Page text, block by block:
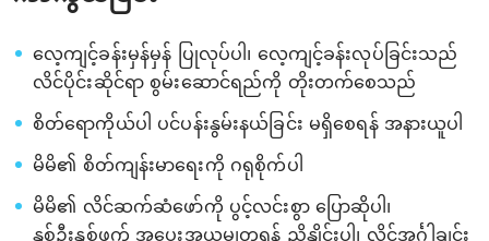
လေ့ကျင့်ခန်းမှန်မှန် ပြုလုပ်ပါ၊ လေ့ကျင့်ခန်းလုပ်ခြင်းသည်
လိင်ပိုင်းဆိုင်ရာ စွမ်းဆောင်ရည်ကို တိုးတက်စေသည်
စိတ်ရောကိုယ်ပါ ပင်ပန်းနွမ်းနယ်ခြင်း မရှိစေရန် အနားယူပါ
မိမိ၏ စိတ်ကျန်းမာရေးကို ဂရုစိုက်ပါ
မိမိ၏ လိင်ဆက်ဆံဖော်ကို ပွင့်လင်းစွာ ပြောဆိုပါ၊
နှစ်ဦးနှစ်ဖက် အပေးအယူမျှတရန် ညှိနှိုင်းပါ၊ လိင်အင်္ဂါချင်း